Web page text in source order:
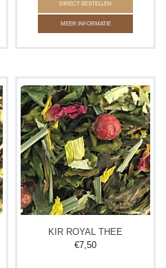
DIRECT BESTELLEN
MEER INFORMATIE
KIR ROYAL THEE
€7,50